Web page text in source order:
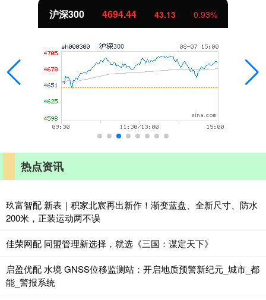
北证50 1134.24 11.37 1.01%
热点资讯
玖富智配 新表｜积家北宸再出新作！渐变蓝盘、全新尺寸、防水
200米，正装运动两不误
佳荣网配 同盟管理新选择，就选《三国：谋定天下》
启盈优配 水境 GNSS位移监测站：开启地质预警新纪元_城市_都
能_警报系统